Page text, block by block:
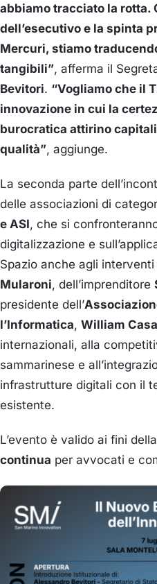
abbiamo tracciato la rotta.
dell’esecutivo e la spinta
Mercuri, stiamo
tangibili”, afferma il
Bevitori. “Vogliamo che il
innovazione in cui la
burocratica attirino
qualità”, aggiunge.
La seconda parte
delle associazioni di
e ASI, che si
digitalizzazione e
Spazio anche agli interventi
Mularoni, dell’imprenditore
presidente dell’
l’Informatica, William
internazionali, alla
sammarinese e
infrastrutture digitali con il
esistente.
L’evento è valido ai fini della
continua per avvocati e